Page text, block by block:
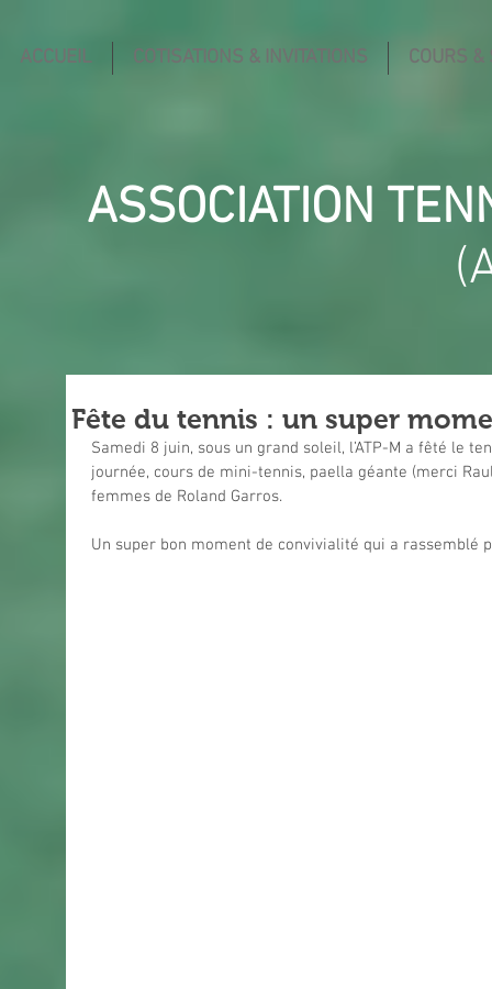
ACCUEIL COTISATIONS & INVITATIONS COURS &
ASSOCIATION
Fête du tennis : un super
Samedi 8 juin, sous un grand soleil, l’ATP-M a fêté le
journée, cours de mini-tennis, paella géante (merci
femmes de Roland Garros.
Un super bon moment de convivialité qui a rassemblé